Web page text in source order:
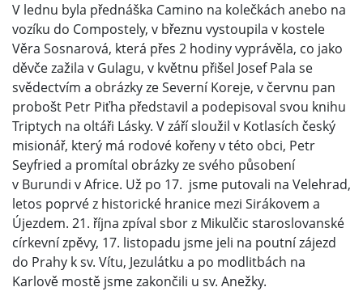
V lednu byla přednáška Camino na kolečkách anebo na
vozíku do Compostely, v březnu vystoupila v kostele
Věra Sosnarová, která přes 2 hodiny vyprávěla, co jako
děvče zažila v Gulagu, v květnu přišel Josef Pala se
svědectvím a obrázky ze Severní Koreje, v červnu pan
probošt Petr Piťha představil a podepisoval svou knihu
Triptych na oltáři Lásky. V září sloužil v Kotlasích český
misionář, který má rodové kořeny v této obci, Petr
Seyfried a promítal obrázky ze svého působení
v Burundi v Africe. Už po 17. jsme putovali na Velehrad,
letos poprvé z historické hranice mezi Sirákovem a
Újezdem. 21. října zpíval sbor z Mikulčic staroslovanské
církevní zpěvy, 17. listopadu jsme jeli na poutní zájezd
do Prahy k sv. Vítu, Jezulátku a po modlitbách na
Karlově mostě jsme zakončili u sv. Anežky.